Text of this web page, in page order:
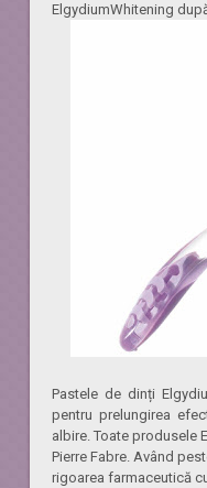
ElgydiumWhitening
Pastele de dinți
pentru prelungirea
albire. Toate produsele
Pierre Fabre. Având
rigoarea farmaceutică